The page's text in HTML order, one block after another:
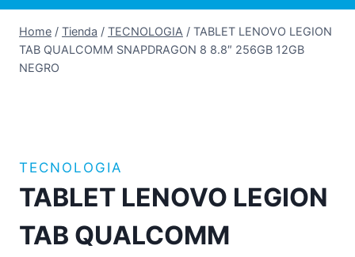
Home / Tienda / TECNOLOGIA / TABLET LENOVO LEGION
TAB QUALCOMM SNAPDRAGON 8 8.8″ 256GB 12GB
NEGRO
TECNOLOGIA
TABLET LENOVO LEGION
TAB QUALCOMM